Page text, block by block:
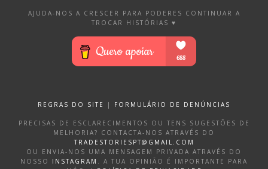
AJUDA-NOS A CRESCER PARA PODERES CONTINUAR A
TROCAR HISTÓRIAS ♥
REGRAS DO SITE | FORMULÁRIO DE DENÚNCIAS
PRECISAS DE ESCLARECIMENTOS OU TENS SUGESTÕES DE
MELHORIA? CONTACTA-NOS ATRAVÉS DO
TRADESTORIESPT@GMAIL.COM
OU ENVIA-NOS UMA MENSAGEM PRIVADA ATRAVÉS DO
NOSSO INSTAGRAM . A TUA OPINIÃO É IMPORTANTE PARA